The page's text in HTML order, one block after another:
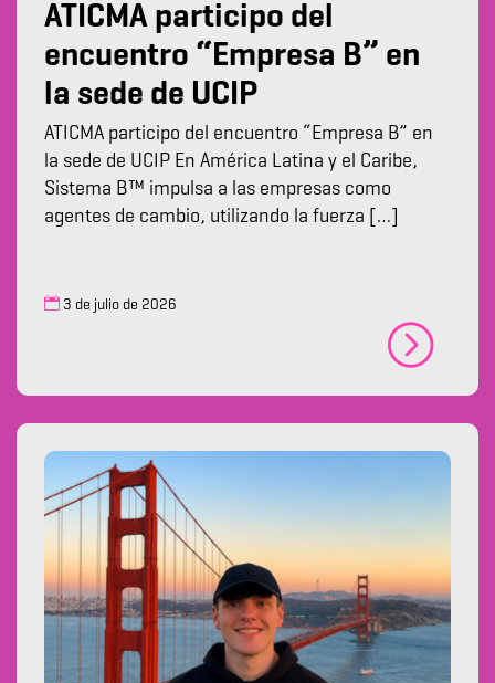
ATICMA participo del
encuentro “Empresa B” en
la sede de UCIP
ATICMA participo del encuentro “Empresa B” en
la sede de UCIP En América Latina y el Caribe,
Sistema B™️ impulsa a las empresas como
agentes de cambio, utilizando la fuerza […]
3 de julio de 2026